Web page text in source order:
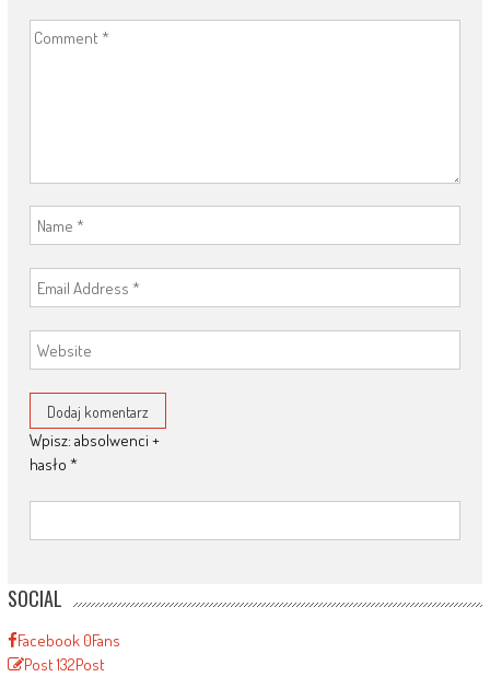
Wpisz: absolwenci +
hasło *
SOCIAL
Facebook 0Fans
Post132Post